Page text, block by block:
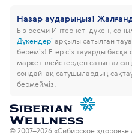
Назар аударыңыз!
Біз ресми Интернет-дүкен,
Дүкендері арқылы сатылған
береміз! Егер сіз тауарды
маркетплейстерден сатып
сондай-ақ сатушылардың
бермейміз.
© 2007–2026 «Сибирское